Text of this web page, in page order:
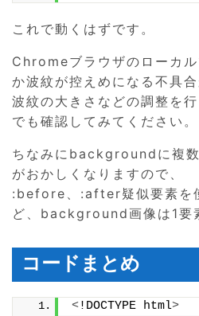
これで動くはずです。
Chromeブラウザのローカ
か波紋が控えめになる不具
波紋の大きさなどの調整を
でも確認してみてください。
ちなみにbackgroundに複
がおかしくなりますので、
:before、:after疑似要素を
ど、background画像は1要
コードまとめ
<!DOCTYPE html>